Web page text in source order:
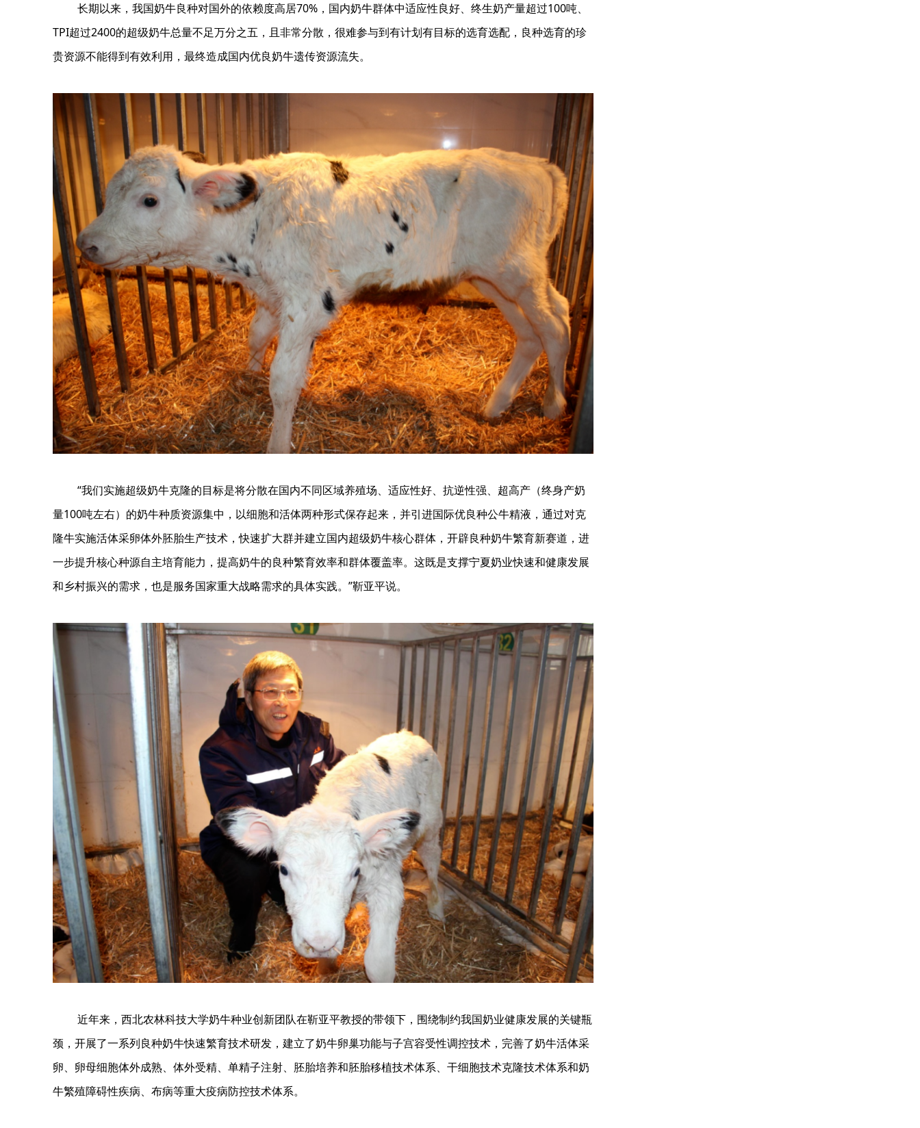
长期以来，我国奶牛良种对国外的依赖度高居70%，国内奶牛群体中适应性良好、终生奶产量超过100吨、
TPI超过2400的超级奶牛总量不足万分之五，且非常分散，很难参与到有计划有目标的选育选配，良种选育的珍
贵资源不能得到有效利用，最终造成国内优良奶牛遗传资源流失。
“我们实施超级奶牛克隆的目标是将分散在国内不同区域养殖场、适应性好、抗逆性强、超高产（终身产奶
量100吨左右）的奶牛种质资源集中，以细胞和活体两种形式保存起来，并引进国际优良种公牛精液，通过对克
隆牛实施活体采卵体外胚胎生产技术，快速扩大群并建立国内超级奶牛核心群体，开辟良种奶牛繁育新赛道，进
一步提升核心种源自主培育能力，提高奶牛的良种繁育效率和群体覆盖率。这既是支撑宁夏奶业快速和健康发展
和乡村振兴的需求，也是服务国家重大战略需求的具体实践。”靳亚平说。
近年来，西北农林科技大学奶牛种业创新团队在靳亚平教授的带领下，围绕制约我国奶业健康发展的关键瓶
颈，开展了一系列良种奶牛快速繁育技术研发，建立了奶牛卵巢功能与子宫容受性调控技术，完善了奶牛活体采
卵、卵母细胞体外成熟、体外受精、单精子注射、胚胎培养和胚胎移植技术体系、干细胞技术克隆技术体系和奶
牛繁殖障碍性疾病、布病等重大疫病防控技术体系。